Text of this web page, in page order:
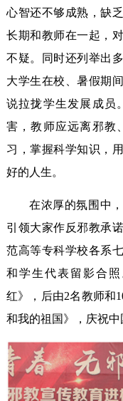
心智还不够成熟，缺
长期和教师在一起，
不疑。同时还列举出
大学生在校、暑假期
说拉拢学生发展成员
害，教师应远离邪教
习，掌握科学知识，
好的人生。
在浓厚的氛围中
引领大家作反邪教承
范高等专科学校各系
和学生代表留影合
红》， 后由2名教师和
和我的祖国》，庆祝中